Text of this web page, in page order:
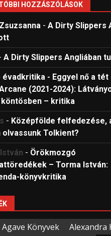
HOZZÁSZÓLÁSOK
-A Dirty Slippers
A Dirty Slippers Angliában
évadkritika - Eggyel nő a tét
(2021-2024):
köntösben – kritika
- Középfölde felfedezése,
olvassunk Tolkient?
- Örökmozgó
– Torma István:
könyvkritika
Agave Könyvek
Alexandra